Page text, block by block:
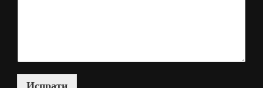
Испрати